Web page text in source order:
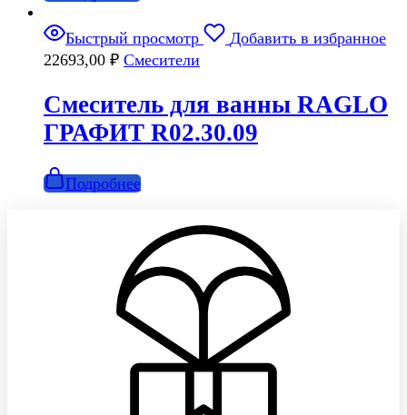
Быстрый просмотр
Добавить в избранное
22693,00 ₽ Смесители
Смеситель для ванны RAGLO
ГРАФИТ R02.30.09
Подробнее